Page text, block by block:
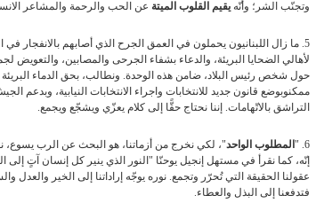
وتجنّب الشر؛ وأنّهيقيم القلوب الميتة عن الحب والرحمة والمشاعر
5. ما زال اللبنانيون يحملون في العمق الجرح الذي أصابهم بالانفجار
لأهالي الضحايا البريئة، والدعاء بشفاء الجرحى والمصابين، والتعويض
حول شخص رئيس البلاد، ضامن هذه الوحدة. ونطالب، بحق الدماء
ممكنوبوضع قانون جديد للانتخابات واجراء الانتخابات النيابية، وبدعم
التراشق بالاتّهامات. إننا نحتاج حقًّا إلى كلام يعزّي ويشجّع ويجمع.
6. " المطلوب الواحد"، لكي نخرج من أزماتنا، هو البحث عن الرب يسوع،
عقولنا الحقيقة التي تُحرّر وتجمع. نوره يوجّه إراداتنا إلى الخير والعدل
فتدفعنا إلى البذل والعطاء.